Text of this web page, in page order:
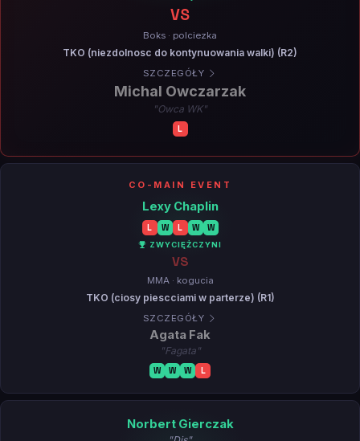
VS
Boks · polciezka
TKO (niezdolnosc do kontynuowania walki) (R2)
SZCZEGÓŁY
Michal Owczarzak
"Owca WK"
L
CO-MAIN EVENT
Lexy Chaplin
L W L W W
ZWYCIĘŻCZYNI
VS
MMA · kogucia
TKO (ciosy piescciami w parterze) (R1)
SZCZEGÓŁY
Agata Fak
"Fagata"
W W W L
Norbert Gierczak